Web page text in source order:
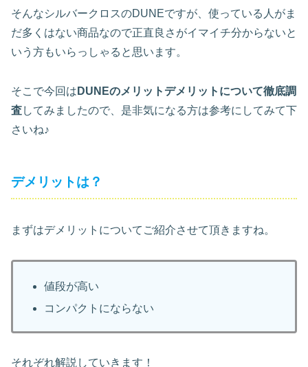
そんなシルバークロスのDUNEですが、使っている人がま
だ多くはない商品なので正直良さがイマイチ分からないと
いう方もいらっしゃると思います。
そこで今回は DUNEのメリットデメリットについて徹底調
査してみましたので、是非気になる方は参考にしてみて下
さいね♪
デメリットは？
まずはデメリットについてご紹介させて頂きますね。
値段が高い
コンパクトにならない
それぞれ解説していきます！